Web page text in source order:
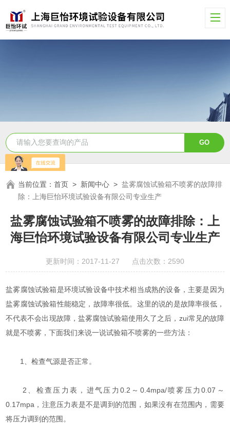
当前位置：首页 > 新闻中心 >盐雾腐蚀试验箱不喷雾的故障排
除：上海巨怡环境试验设备有限公司专业生产
盐雾腐蚀试验箱不喷雾的故障排除：上
海巨怡环境试验设备有限公司专业生产
更新时间：2017-11-27 点击次数：2590
盐雾腐蚀试验箱是环境试验设备中技术相当成熟的设备，主要是因为
盐雾腐蚀试验箱性能稳定，故障率很低。这里的说的是故障率很低，
不代表不会出现故障，盐雾腐蚀试验箱使用久了之后，zui常见的故障
就是不喷雾，下面我们来说一说试验箱不喷雾的一些方法：
1、检查气源是否正常。
2、检查压力表，进气压力0.2～0.4mpa/喷雾压力0.07～
0.17mpa，注意压力表是不是调到的范围，如果没有在范围内，需要
将压力调到的范围。